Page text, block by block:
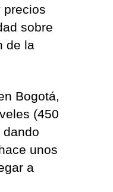
i
n
d
n
i
t
á
n
P
precios
sobre
de la
Bogotá,
(450
unos
a